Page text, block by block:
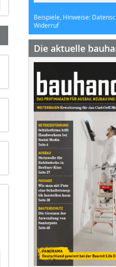
Beispiele, Hinweise:
Widerruf
Die aktuelle